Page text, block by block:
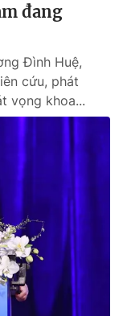
đang
Đình Huệ,
cứu, phát
vọng khoa...